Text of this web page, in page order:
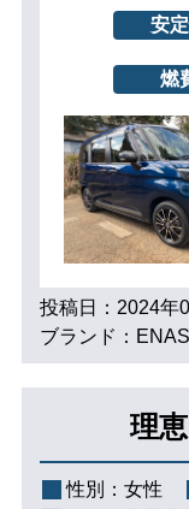
安
燃
投稿日：2024年
ブランド：
理恵
性別： 女性